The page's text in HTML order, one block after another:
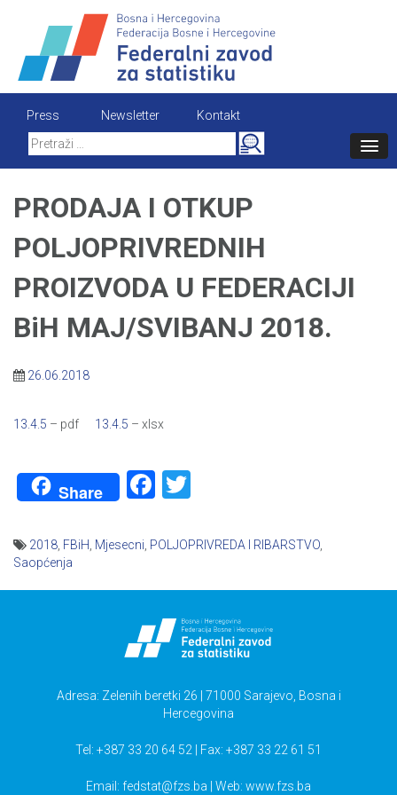
content
Press Newsletter
Kontakt
Search
for:
PRODAJA I OTKUP
POLJOPRIVREDNIH
PROIZVODA U FEDERACIJI
BiH MAJ/SVIBANJ 2018.
26.06.2018
13.4.5 – pdf 13.4.5 – xlsx
Share Facebook
2018 FBiH Mjesecni POLJOPRIVREDA I RIBARSTVO
Saopćenja
Adresa: Zelenih beretki 26 | 71000 Sarajevo, Bosna i
Hercegovina
Tel: +387 33 20 64 52 | Fax: +387 33 22 61 51
Email: fedstat@fzs.ba | Web: www.fzs.ba